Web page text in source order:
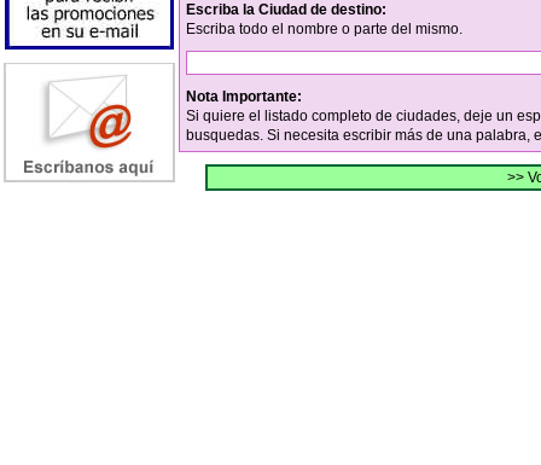
Escriba la Ciudad de destino:
Escriba todo el nombre o parte del mismo.
Nota Importante:
Si quiere el listado completo de ciudades, deje un
busquedas. Si necesita escribir más de una palabra,
>>